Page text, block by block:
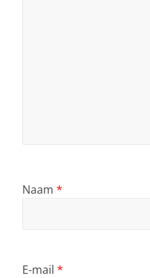
Naam *
E-mail *